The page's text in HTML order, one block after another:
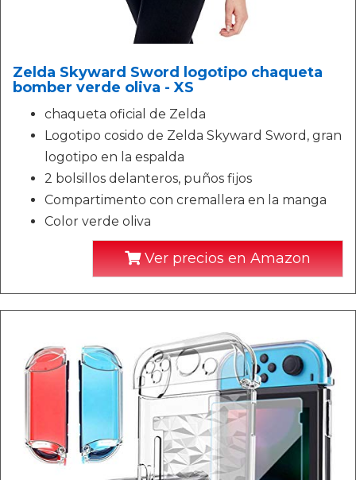
Zelda Skyward Sword logotipo chaqueta
bomber verde oliva - XS
chaqueta oficial de Zelda
Logotipo cosido de Zelda Skyward Sword, gran
logotipo en la espalda
2 bolsillos delanteros, puños fijos
Compartimento con cremallera en la manga
Color verde oliva
Ver precios en Amazon